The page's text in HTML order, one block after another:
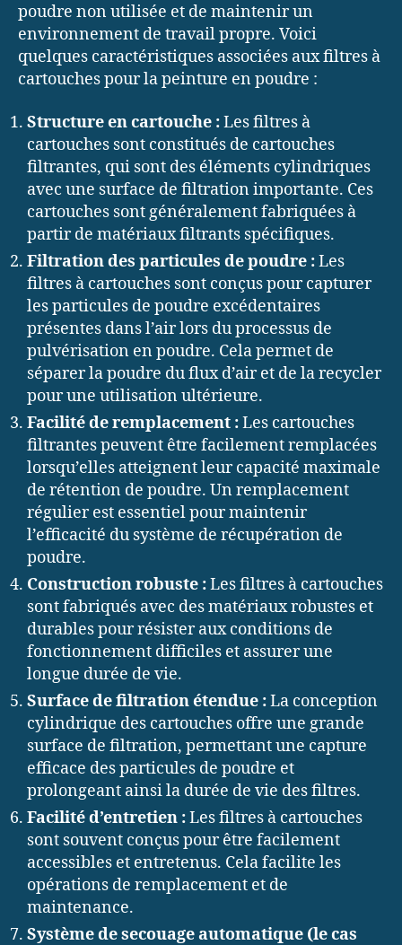
poudre non utilisée et de maintenir un
environnement de travail propre. Voici
quelques caractéristiques associées aux filtres à
cartouches pour la peinture en poudre :
Structure en cartouche :Les filtres à
cartouches sont constitués de cartouches
filtrantes, qui sont des éléments cylindriques
avec une surface de filtration importante. Ces
cartouches sont généralement fabriquées à
partir de matériaux filtrants spécifiques.
Filtration des particules de poudre :Les
filtres à cartouches sont conçus pour capturer
les particules de poudre excédentaires
présentes dans l’air lors du processus de
pulvérisation en poudre. Cela permet de
séparer la poudre du flux d’air et de la recycler
pour une utilisation ultérieure.
Facilité de remplacement :Les cartouches
filtrantes peuvent être facilement remplacées
lorsqu’elles atteignent leur capacité maximale
de rétention de poudre. Un remplacement
régulier est essentiel pour maintenir
l’efficacité du système de récupération de
poudre.
Construction robuste :Les filtres à cartouches
sont fabriqués avec des matériaux robustes et
durables pour résister aux conditions de
fonctionnement difficiles et assurer une
longue durée de vie.
Surface de filtration étendue :La conception
cylindrique des cartouches offre une grande
surface de filtration, permettant une capture
efficace des particules de poudre et
prolongeant ainsi la durée de vie des filtres.
Facilité d’entretien :Les filtres à cartouches
sont souvent conçus pour être facilement
accessibles et entretenus. Cela facilite les
opérations de remplacement et de
maintenance.
Système de secouage automatique (le cas